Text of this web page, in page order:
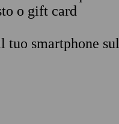
o gift card
tuo smartphone sul